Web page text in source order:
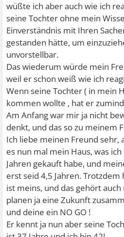
wüßte ich aber auch wie ich
seine Tochter ohne mein
Einverständnis mit Ihren
gestanden hätte, um
unvorstellbar.
Das wiederum würde mein
weil er schon weiß wie ich
Wenn seine Tochter ( in mein
kommen wollte , hat er
Am Anfang war mir ja nicht
denkt, und das so zu meinem
Ich liebe meinen Freund sehr,
es nun mal mein Haus, was
Jahren gekauft habe, und
erst seid 4,5 Jahren. Trotzdem
ist meins, und das gehört
planen ja eine Zukunft
und deine ein NO GO !
Er kennt ja nun aber seine